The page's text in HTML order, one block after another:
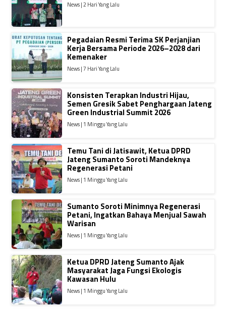
News | 2 Hari Yang Lalu
Pegadaian Resmi Terima SK Perjanjian
Kerja Bersama Periode 2026–2028 dari
Kemenaker
News | 7 Hari Yang Lalu
Konsisten Terapkan Industri Hijau,
Semen Gresik Sabet Penghargaan Jateng
Green Industrial Summit 2026
News | 1 Minggu Yang Lalu
Temu Tani di Jatisawit, Ketua DPRD
Jateng Sumanto Soroti Mandeknya
Regenerasi Petani
News | 1 Minggu Yang Lalu
Sumanto Soroti Minimnya Regenerasi
Petani, Ingatkan Bahaya Menjual Sawah
Warisan
News | 1 Minggu Yang Lalu
Ketua DPRD Jateng Sumanto Ajak
Masyarakat Jaga Fungsi Ekologis
Kawasan Hulu
News | 1 Minggu Yang Lalu